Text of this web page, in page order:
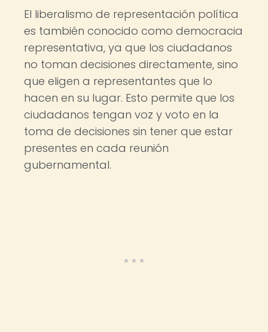
El liberalismo de representación política
es también conocido como democracia
representativa, ya que los ciudadanos
no toman decisiones directamente, sino
que eligen a representantes que lo
hacen en su lugar. Esto permite que los
ciudadanos tengan voz y voto en la
toma de decisiones sin tener que estar
presentes en cada reunión
gubernamental.